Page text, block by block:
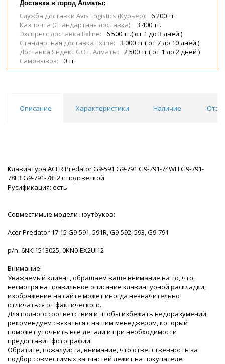
Доставка в город Алматы:
Служба доставки Avis Logistics (Курьер):
6 200 тг.
Казпочта (Стандартная доставка):
3 400 тг.
Экспресс доставка Exline:
6 500 тг.( от 1 до 3 дней )
Стандартная доставка Exline:
3 000 тг.( от 7 до 10 дней )
Доставка Яндекс GO г. Алматы:
2 500 тг.( от 1 до 2 дней )
Самовывоз:
0 тг.
Описание Характеристики Наличие
Клавиатура ACER Predator G9-591 G9-791 G9-791-74WH G9-791-
78E3 G9-791-78E2 с подсветкой
Русификация: есть
Совместимые модели ноутбуков:
Acer Predator 17 15 G9-591, 591R, G9-592, 593, G9-791
p/n: 6NKI1513025, 0KN0-EX2UI12
Внимание!
Уважаемый клиент, обращаем ваше внимание на то, что,
несмотря на правильное описание клавиатурной раскладки,
изображение на сайте может иногда незначительно
отличаться от фактического.
Для полного соответствия и чтобы избежать недоразумений,
рекомендуем связаться с нашим менеджером, который
поможет уточнить все детали и при необходимости
предоставит фотографии.
Обратите, пожалуйста, внимание, что ответственность за
подбор совместимых запчастей лежит на покупателе.